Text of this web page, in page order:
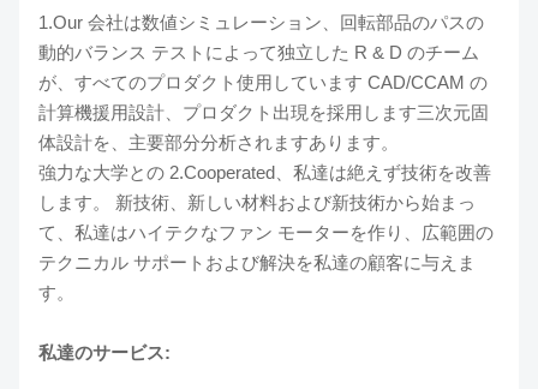
1.Our 会社は数値シミュレーション、回転部品のパスの
動的バランス テストによって独立した R & D のチーム
が、すべてのプロダクト使用しています CAD/CCAM の
計算機援用設計、プロダクト出現を採用します三次元固
体設計を、主要部分分析されますあります。
強力な大学との 2.Cooperated、私達は絶えず技術を改善
します。 新技術、新しい材料および新技術から始まっ
て、私達はハイテクなファン モーターを作り、広範囲の
テクニカル サポートおよび解決を私達の顧客に与えま
す。
私達のサービス: